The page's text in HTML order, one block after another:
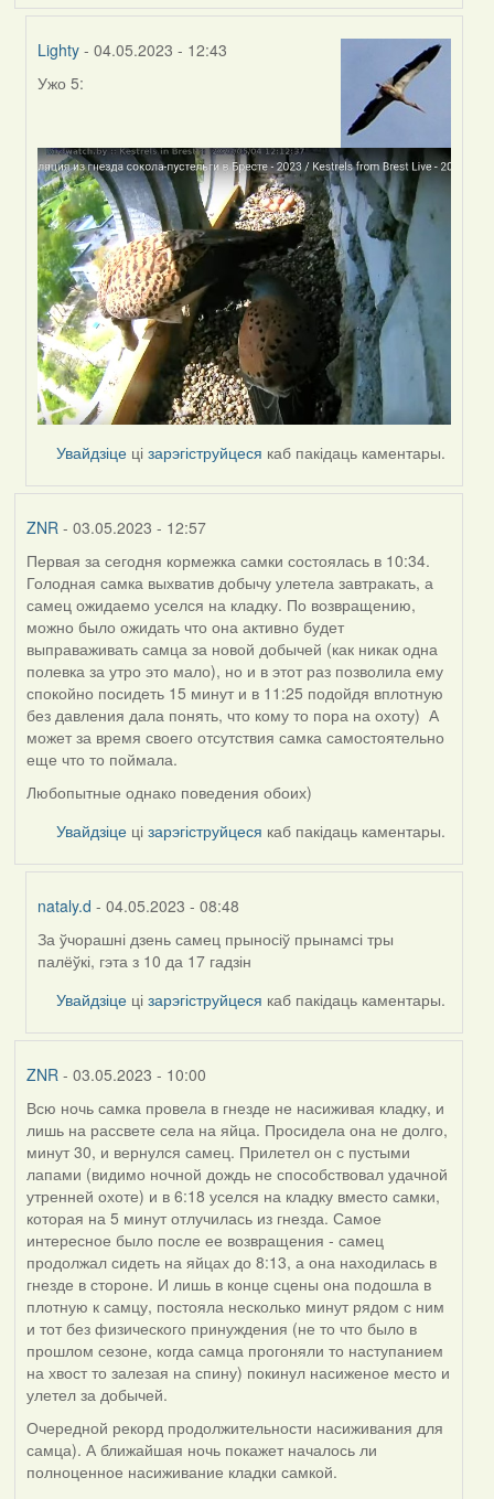
Lighty - 04.05.2023 - 12:43
In
by
Harrier
Ужо 5:
Увайдзіце цізарэгіструйцеся каб пакідаць каментары.
ZNR- 03.05.2023 - 12:57
Первая за сегодня кормежка самки состоялась в 10:34.
Голодная самка выхватив добычу улетела завтракать, а
самец ожидаемо уселся на кладку. По возвращению,
можно было ожидать что она активно будет
выправаживать самца за новой добычей (как никак одна
полевка за утро это мало), но и в этот раз позволила ему
спокойно посидеть 15 минут и в 11:25 подойдя вплотную
без давления дала понять, что кому то пора на охоту) А
может за время своего отсутствия самка самостоятельно
еще что то поймала.
Любопытные однако поведения обоих)
Увайдзіце цізарэгіструйцеся каб пакідаць каментары.
nataly.d - 04.05.2023 - 08:48
In
reply
ZNR
За ўчорашні дзень самец прыносіў прынамсі тры
палёўкі, гэта з 10 да 17 гадзін
Увайдзіце цізарэгіструйцеся каб пакідаць каментары.
ZNR- 03.05.2023 - 10:00
Всю ночь самка провела в гнезде не насиживая кладку, и
лишь на рассвете села на яйца. Просидела она не долго,
минут 30, и вернулся самец. Прилетел он с пустыми
лапами (видимо ночной дождь не способствовал удачной
утренней охоте) и в 6:18 уселся на кладку вместо самки,
которая на 5 минут отлучилась из гнезда. Самое
интересное было после ее возвращения - самец
продолжал сидеть на яйцах до 8:13, а она находилась в
гнезде в стороне. И лишь в конце сцены она подошла в
плотную к самцу, постояла несколько минут рядом с ним
и тот без физического принуждения (не то что было в
прошлом сезоне, когда самца прогоняли то наступанием
на хвост то залезая на спину) покинул насиженое место и
улетел за добычей.
Очередной рекорд продолжительности насиживания для
самца). А ближайшая ночь покажет началось ли
полноценное насиживание кладки самкой.